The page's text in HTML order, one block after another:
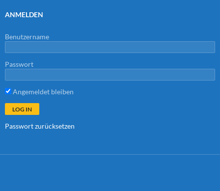
ANMELDEN
Benutzername
Passwort
Angemeldet bleiben
Passwort zurücksetzen